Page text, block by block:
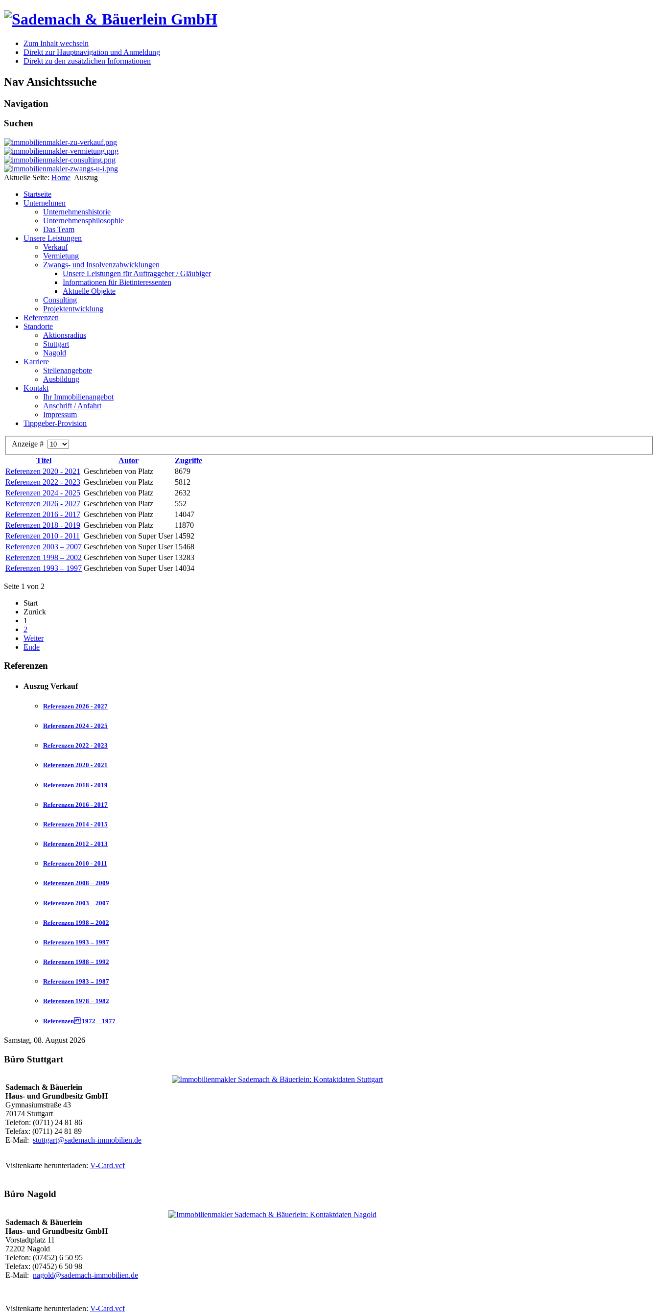
Zum Inhalt wechseln
Direkt zur Hauptnavigation und Anmeldung
Direkt zu den zusätzlichen Informationen
Nav Ansichtssuche
Navigation
Suchen
Aktuelle Seite: Home Auszug
Startseite
Unternehmen
Unternehmenshistorie
Unternehmensphilosophie
Das Team
Unsere Leistungen
Verkauf
Vermietung
Zwangs- und Insolvenzabwicklungen
Unsere Leistungen für Auftraggeber / Gläubiger
Informationen für Bietinteressenten
Aktuelle Objekte
Consulting
Projektentwicklung
Referenzen
Standorte
Aktionsradius
Stuttgart
Nagold
Karriere
Stellenangebote
Ausbildung
Kontakt
Ihr Immobilienangebot
Anschrift / Anfahrt
Impressum
Tippgeber-Provision
Anzeige #
Titel
Autor
Zugriffe
Referenzen 2020 - 2021 Geschrieben von Platz
8679
Referenzen 2022 - 2023 Geschrieben von Platz
5812
Referenzen 2024 - 2025 Geschrieben von Platz
2632
Referenzen 2026 - 2027 Geschrieben von Platz
552
Referenzen 2016 - 2017 Geschrieben von Platz
14047
Referenzen 2018 - 2019 Geschrieben von Platz
11870
Referenzen 2010 - 2011
Geschrieben von Super User 14592
Referenzen 2003 – 2007 Geschrieben von Super User 15468
Referenzen 1998 – 2002 Geschrieben von Super User 13283
Referenzen 1993 – 1997 Geschrieben von Super User 14034
Seite 1 von 2
Start
Zurück
1
2
Weiter
Ende
Referenzen
Auszug Verkauf
Referenzen 2026 - 2027
Referenzen 2024 - 2025
Referenzen 2022 - 2023
Referenzen 2020 - 2021
Referenzen 2018 - 2019
Referenzen 2016 - 2017
Referenzen 2014 - 2015
Referenzen 2012 - 2013
Referenzen 2010 - 2011
Referenzen 2008 – 2009
Referenzen 2003 – 2007
Referenzen 1998 – 2002
Referenzen 1993 – 1997
Referenzen 1988 – 1992
Referenzen 1983 – 1987
Referenzen 1978 – 1982
Referenzen 1972 – 1977
Samstag, 08. August 2026
Büro Stuttgart
Sademach & Bäuerlein
Haus- und Grundbesitz GmbH
Gymnasiumstraße 43
70174 Stuttgart
Telefon: (0711) 24 81 86
Telefax: (0711) 24 81 89
E-Mail: stuttgart@sademach-immobilien.de
Visitenkarte herunterladen: V-Card.vcf
Büro Nagold
Sademach & Bäuerlein
Haus- und Grundbesitz GmbH
Vorstadtplatz 11
72202 Nagold
Telefon: (07452) 6 50 95
Telefax: (07452) 6 50 98
E-Mail: nagold@sademach-immobilien.de
Visitenkarte herunterladen: V-Card.vcf